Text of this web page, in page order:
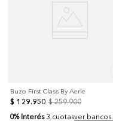
Buzo First Class By Aerie
$ 129.950 $ 259.900
0% Interés 3 cuotasver bancos.